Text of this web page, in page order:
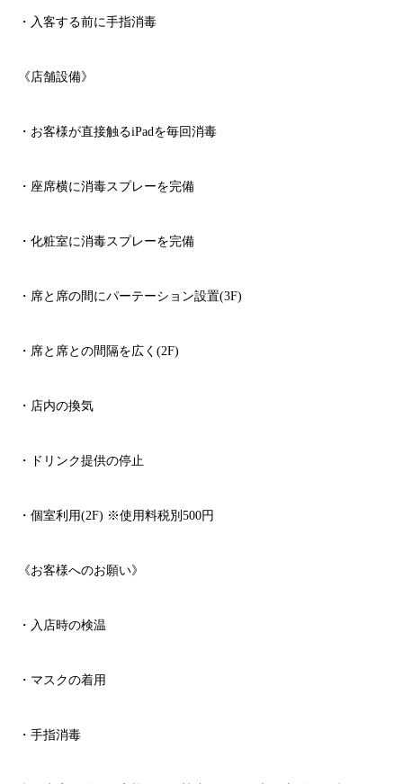
・入客する前に手指消毒
《店舗設備》
・お客様が直接触るiPad を毎回消毒
・座席横に消毒スプレーを完備
・化粧室に消毒スプレーを完備
・席と席の間にパーテーション設置(3F)
・席と席との間隔を広く (2F)
・店内の換気
・ドリンク提供の停止
・個室利用(2F) ※使用料税別 500円
《お客様へのお願い》
・入店時の検温
・マスクの着用
・手指消毒